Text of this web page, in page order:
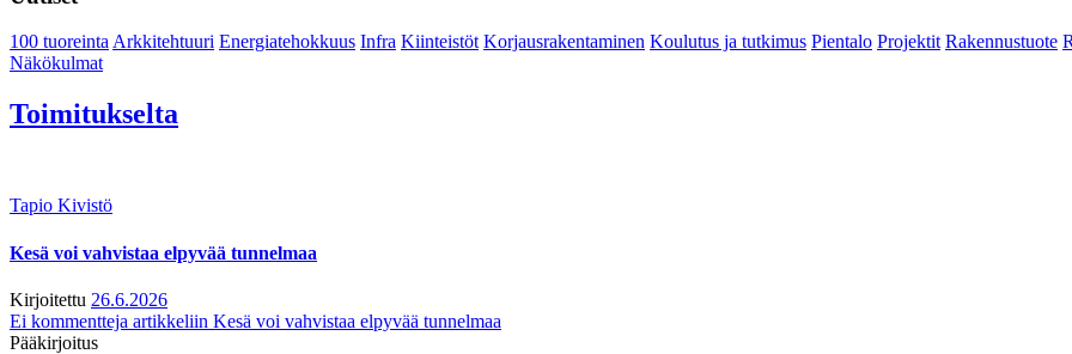
100 tuoreintaArkkitehtuuri Energiatehokkuus Infra Kiinteistöt Korjausrakentaminen Koulutus ja tutkimus Pientalo Projektit Rakennustuote
Näkökulmat
Toimitukselta
Tapio Kivistö
Kesä voi vahvistaa elpyvää tunnelmaa
Kirjoitettu 26.6.2026
Ei kommentteja artikkeliin Kesä voi vahvistaa elpyvää tunnelmaa
Pääkirjoitus